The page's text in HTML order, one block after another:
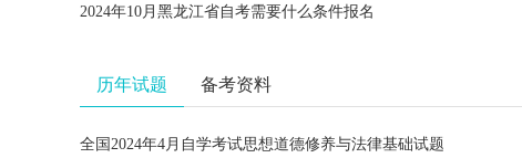
2024年10月黑龙江省自考需要什么条件报名
历年试题 备考资料
全国2024年4月自学考试思想道德修养与法律基础试题